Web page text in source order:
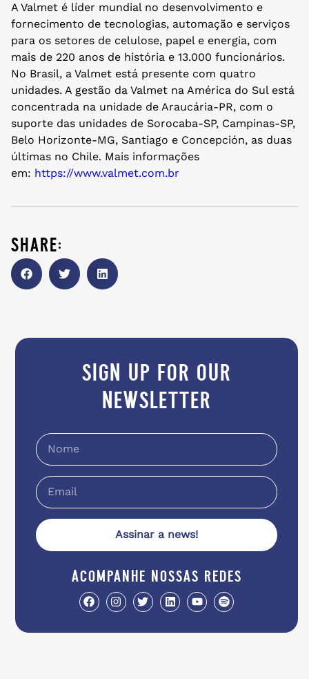
A Valmet é líder mundial no desenvolvimento e
fornecimento de tecnologias, automação e serviços
para os setores de celulose, papel e energia, com
mais de 220 anos de história e 13.000 funcionários.
No Brasil, a Valmet está presente com quatro
unidades. A gestão da Valmet na América do Sul está
concentrada na unidade de Araucária-PR, com o
suporte das unidades de Sorocaba-SP, Campinas-SP,
Belo Horizonte-MG, Santiago e Concepción, as duas
últimas no Chile. Mais informações
em: https://www.valmet.com.br
share:
sign up for our
newsletter
Assinar a news!
acompanhe nossas redes